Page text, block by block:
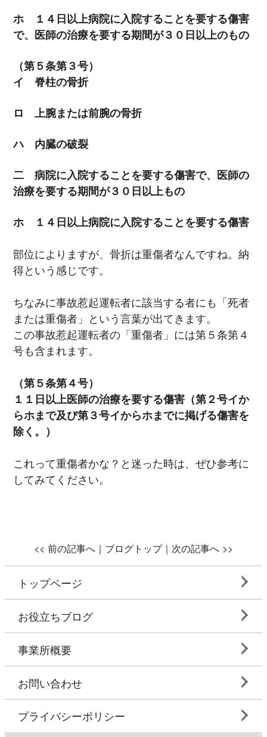
ホ １４日以上病院に入院することを要する傷害
で、医師の治療を要する期間が３０日以上のもの
（第５条第３号）
イ 脊柱の骨折
ロ 上腕または前腕の骨折
ハ 内臓の破裂
二 病院に入院することを要する傷害で、医師の
治療を要する期間が３０日以上もの
ホ １４日以上病院に入院することを要する傷害
部位によりますが、骨折は重傷者なんですね。納
得という感じです。
ちなみに事故惹起運転者に該当する者にも「死者
または重傷者」という言葉が出てきます。
この事故惹起運転者の「重傷者」には第５条第４
号も含まれます。
（第５条第４号）
１１日以上医師の治療を要する傷害（第２号イか
らホまで及び第３号イからホまでに掲げる傷害を
除く。）
これって重傷者かな？と迷った時は、ぜひ参考に
してみてください。
<< 前の記事へ｜ ブログトップ｜次の記事へ >>
トップページ
お役立ちブログ
事業所概要
お問い合わせ
プライバシーポリシー